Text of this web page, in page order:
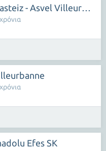
Baskonia Vitoria Gasteiz - Asvel Villeurbanne
Efes SK